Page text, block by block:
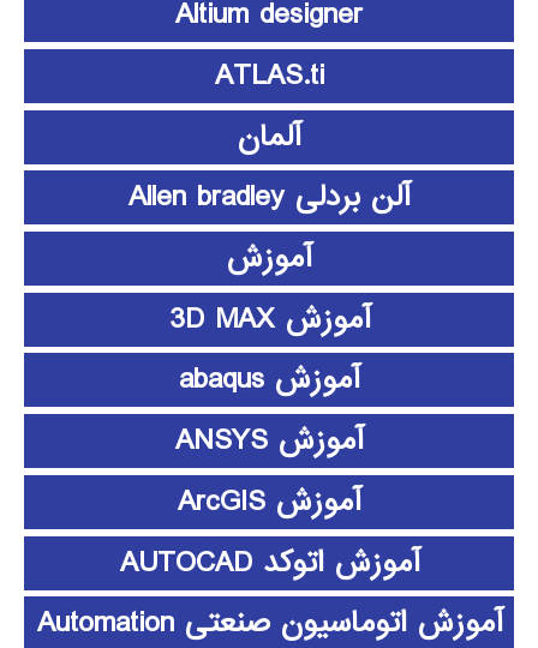
Altium designer
ATLAS.ti
آلمان
آلن بردلی Allen bradley
آموزش
آموزش 3D MAX
آموزش abaqus
آموزش ANSYS
آموزش ArcGIS
آموزش اتوکد AUTOCAD
آموزش اتوماسیون صنعتی Automation